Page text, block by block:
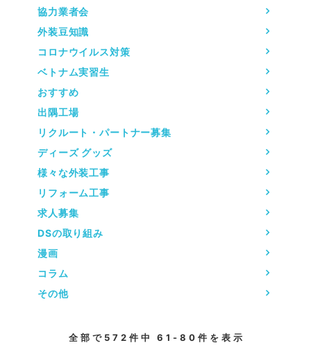
協力業者会
外装豆知識
コロナウイルス対策
ベトナム実習生
おすすめ
出隅工場
リクルート・パートナー募集
ディーズ グッズ
様々な外装工事
リフォーム工事
求人募集
DSの取り組み
漫画
コラム
その他
全部で 572 件中61-80 件を表示